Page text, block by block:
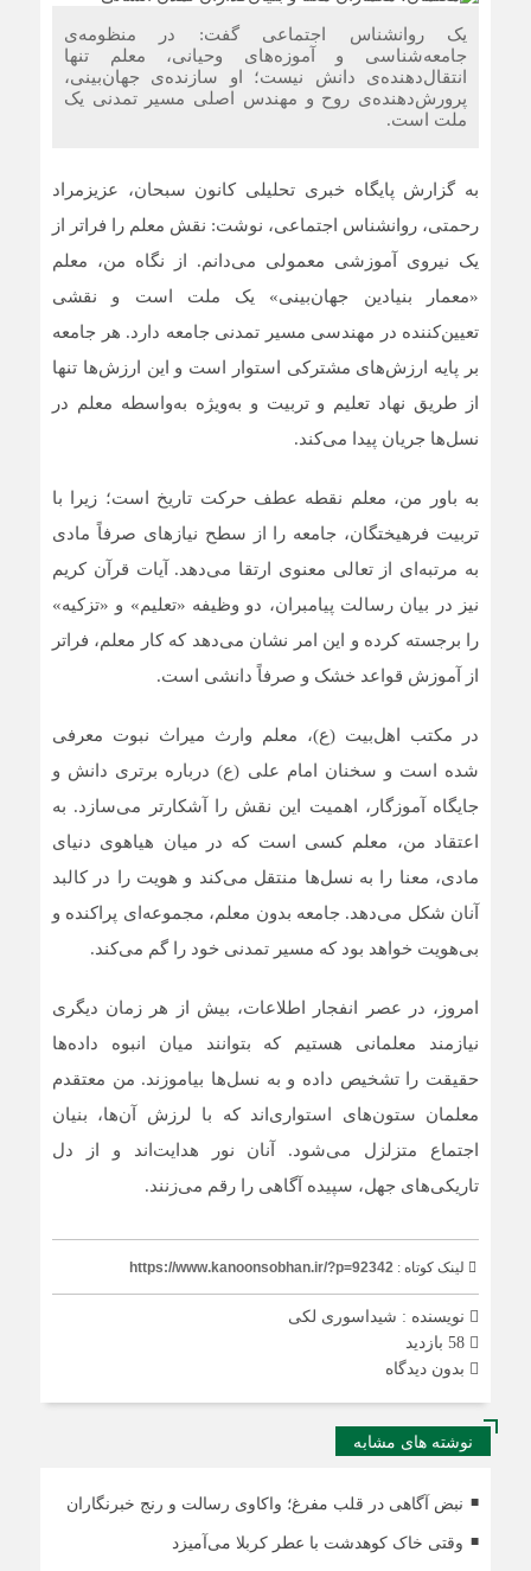
یک روانشناس اجتماعی گفت: در منظومه‌ی
جامعه‌شناسی و آموزه‌های وحیانی، معلم تنها
انتقال‌دهنده‌ی دانش نیست؛ او سازنده‌ی جهان‌بینی،
پرورش‌دهنده‌ی روح و مهندس اصلی مسیر تمدنی یک
ملت است.
به گزارش پایگاه خبری تحلیلی کانون سبحان، عزیزمراد
رحمتی، روانشناس اجتماعی، نوشت: نقش معلم را فراتر از
یک نیروی آموزشی معمولی می‌دانم. از نگاه من، معلم
«معمار بنیادین جهان‌بینی» یک ملت است و نقشی
تعیین‌کننده در مهندسی مسیر تمدنی جامعه دارد. هر جامعه
بر پایه ارزش‌های مشترکی استوار است و این ارزش‌ها تنها
از طریق نهاد تعلیم و تربیت و به‌ویژه به‌واسطه معلم در
نسل‌ها جریان پیدا می‌کند.
به باور من، معلم نقطه عطف حرکت تاریخ است؛ زیرا با
تربیت فرهیختگان، جامعه را از سطح نیازهای صرفاً مادی
به مرتبه‌ای از تعالی معنوی ارتقا می‌دهد. آیات قرآن کریم
نیز در بیان رسالت پیامبران، دو وظیفه «تعلیم» و «تزکیه»
را برجسته کرده و این امر نشان می‌دهد که کار معلم، فراتر
از آموزش قواعد خشک و صرفاً دانشی است.
در مکتب اهل‌بیت (ع)، معلم وارث میراث نبوت معرفی
شده است و سخنان امام علی (ع) درباره برتری دانش و
جایگاه آموزگار، اهمیت این نقش را آشکارتر می‌سازد. به
اعتقاد من، معلم کسی است که در میان هیاهوی دنیای
مادی، معنا را به نسل‌ها منتقل می‌کند و هویت را در کالبد
آنان شکل می‌دهد. جامعه بدون معلم، مجموعه‌ای پراکنده و
بی‌هویت خواهد بود که مسیر تمدنی خود را گم می‌کند.
امروز، در عصر انفجار اطلاعات، بیش از هر زمان دیگری
نیازمند معلمانی هستیم که بتوانند میان انبوه داده‌ها
حقیقت را تشخیص داده و به نسل‌ها بیاموزند. من معتقدم
معلمان ستون‌های استواری‌اند که با لرزش آن‌ها، بنیان
اجتماع متزلزل می‌شود. آنان نور هدایت‌اند و از دل
تاریکی‌های جهل، سپیده آگاهی را رقم می‌زنند.
لینک کوتاه : https://www.kanoonsobhan.ir/?p=92342
نویسنده : شیداسوری لکی
بدون دیدگاه
نوشته های مشابه
نبض آگاهی در قلب مفرغ؛ واکاوی رسالت و رنج خبرنگاران
وقتی خاک کوهدشت با عطر کربلا می‌آمیزد